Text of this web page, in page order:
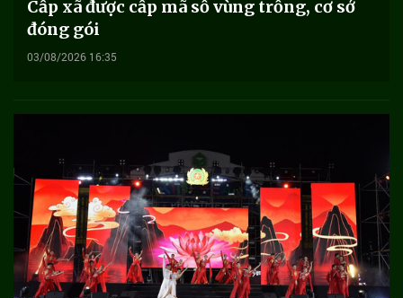
Cấp xã được cấp mã số vùng trồng, cơ sở
đóng gói
03/08/2026 16:35